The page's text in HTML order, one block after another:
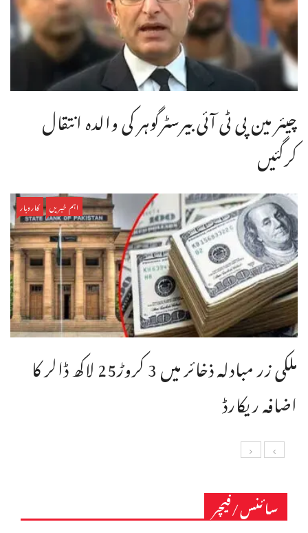
چیئر مین پی ٹی آئی بیرسٹرگوہر کی والدہ انتقال
کرگئیں
اہم خبریں کاروبار
ملکی زر مبادلہ ذخائر میں 3 کروڑ25 لاکھ ڈالر کا
اضافہ ریکارڈ
سائنس/فیچر